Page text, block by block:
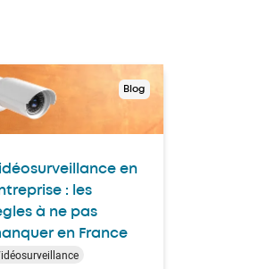
Blog
en
: les
à ne pas
en France